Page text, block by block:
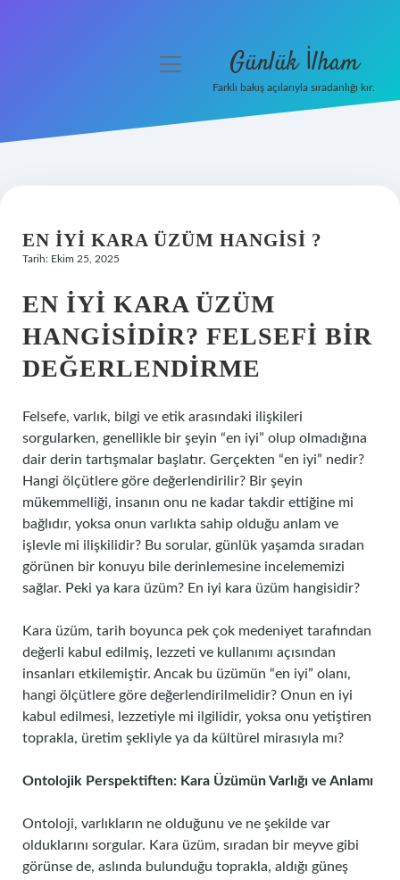
Hakkımızda
menüyü
Günlük İlham
Farklı bakış açılarıyla sıradanlığı kır.
EN IYI KARA ÜZÜM HANGISI ?
Tarih: Ekim 25, 2025
EN İYI KARA ÜZÜM
HANGISIDIR? FELSEFI BIR
DEĞERLENDIRME
Felsefe, varlık, bilgi ve etik arasındaki ilişkileri
sorgularken, genellikle bir şeyin “en iyi” olup olmadığına
dair derin tartışmalar başlatır. Gerçekten “en iyi” nedir?
Hangi ölçütlere göre değerlendirilir? Bir şeyin
mükemmelliği, insanın onu ne kadar takdir ettiğine mi
bağlıdır, yoksa onun varlıkta sahip olduğu anlam ve
işlevle mi ilişkilidir? Bu sorular, günlük yaşamda sıradan
görünen bir konuyu bile derinlemesine incelememizi
sağlar. Peki ya kara üzüm? En iyi kara üzüm hangisidir?
Kara üzüm, tarih boyunca pek çok medeniyet tarafından
değerli kabul edilmiş, lezzeti ve kullanımı açısından
insanları etkilemiştir. Ancak bu üzümün “en iyi” olanı,
hangi ölçütlere göre değerlendirilmelidir? Onun en iyi
kabul edilmesi, lezzetiyle mi ilgilidir, yoksa onu yetiştiren
toprakla, üretim şekliyle ya da kültürel mirasıyla mı?
Ontolojik Perspektiften: Kara Üzümün Varlığı ve Anlamı
Ontoloji, varlıkların ne olduğunu ve ne şekilde var
olduklarını sorgular. Kara üzüm, sıradan bir meyve gibi
görünse de, aslında bulunduğu toprakla, aldığı güneş